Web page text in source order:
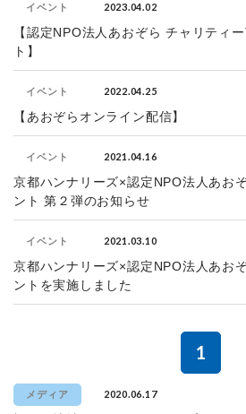
イベント 2023.04.02
【認定NPO法人あおぞら チャリティ
ト】
イベント 2022.04.25
【あおぞらオンライン配信】
イベント 2021.04.16
京都ハンナリーズ×認定NPO法人あ
ント 第２弾のお知らせ
イベント 2021.03.10
京都ハンナリーズ×認定NPO法人あ
ントを実施しました
1
メディア 2020.06.17